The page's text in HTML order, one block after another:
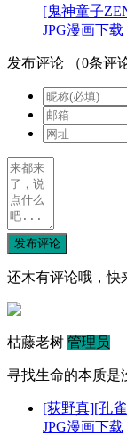
[鬼神童子
JPG漫画下载
发布评论 （0条评
发布评论
还木有评论哦，快
枯藤老树 管理员
寻找生命的本质是
[荻野真][孔
JPG漫画下载